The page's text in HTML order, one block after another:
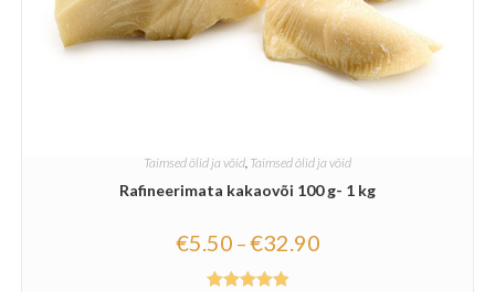
Taimsed õlid ja võid Taimsed õlid ja võid
Rafineerimata kakaovõi 100 g- 1 kg
€5.50 –€32.90